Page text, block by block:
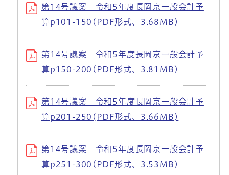
第14号議案 令和5年度長岡京一般会計予
算p101-150(PDF形式、3.68MB)
第14号議案 令和5年度長岡京一般会計予
算p150-200(PDF形式、3.81MB)
第14号議案 令和5年度長岡京一般会計予
算p201-250(PDF形式、3.66MB)
第14号議案 令和5年度長岡京一般会計予
算p251-300(PDF形式、3.53MB)